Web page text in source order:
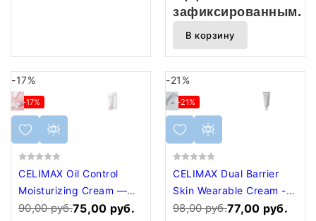
зафиксированным.
В корзину
-17%
-17%
CELIMAX Oil Control
Moisturizing Cream —
увлажняющий крем
90,00 руб.75,00 руб.
-21%
-21%
CELIMAX Dual Barrier
Skin Wearable Cream -
защитный крем
98,00 руб.77,00 руб.